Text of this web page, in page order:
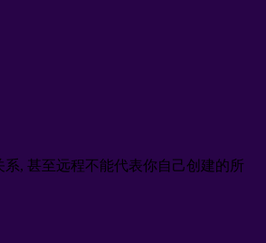
, 甚至远程不能代表你自己创建的所